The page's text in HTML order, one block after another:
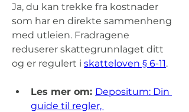
Ja, du kan trekke fra kostnader
som har en direkte sammenheng
med utleien. Fradragene
reduserer skattegrunnlaget ditt
og er regulert i skatteloven § 6-11.
Les mer om: Depositum: Din
guide til regler,